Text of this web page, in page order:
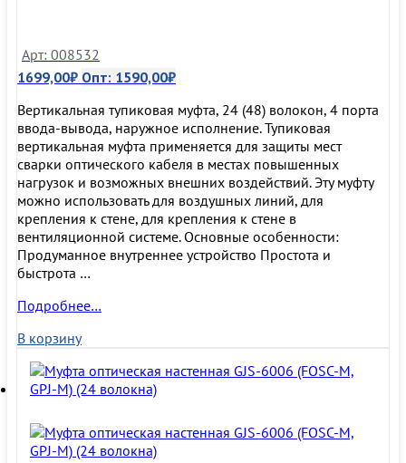
Арт: 008532
1699,00₽ Опт: 1590,00₽
Вертикальная тупиковая муфта, 24 (48) волокон, 4 порта
ввода-вывода, наружное исполнение. Тупиковая
вертикальная муфта применяется для защиты мест
сварки оптического кабеля в местах повышенных
нагрузок и возможных внешних воздействий. Эту муфту
можно использовать для воздушных линий, для
крепления к стене, для крепления к стене в
вентиляционной системе. Основные особенности:
Продуманное внутреннее устройство Простота и
быстрота …
Муфта
тупиковая
GJS
(48
волокон)
Подробнее…
В корзину